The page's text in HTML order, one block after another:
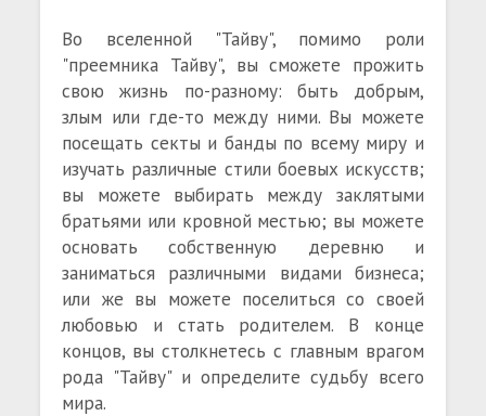
Во вселенной "Тайву", помимо роли
"преемника Тайву", вы сможете прожить
свою жизнь по-разному: быть добрым,
злым или где-то между ними. Вы можете
посещать секты и банды по всему миру и
изучать различные стили боевых искусств;
вы можете выбирать между заклятыми
братьями или кровной местью; вы можете
основать собственную деревню и
заниматься различными видами бизнеса;
или же вы можете поселиться со своей
любовью и стать родителем. В конце
концов, вы столкнетесь с главным врагом
рода "Тайву" и определите судьбу всего
мира.